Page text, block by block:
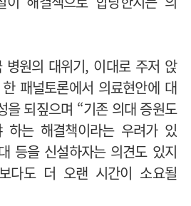
병원의 대위기, 이대로 주저 앉
패널토론에서 의료현안에 대
을 되짚으며 “기존 의대 증원도
하는 해결책이라는 우려가 있
등을 신설하자는 의견도 있지
다도 더 오랜 시간이 소요될